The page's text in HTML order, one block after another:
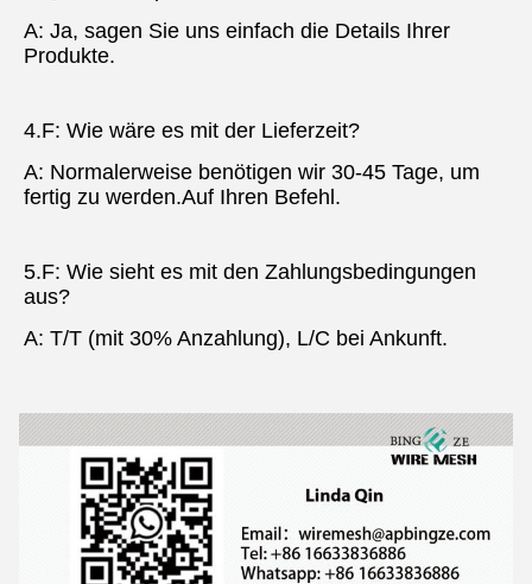
A: Ja, sagen Sie uns einfach die Details Ihrer
Produkte.
4.F: Wie wäre es mit der Lieferzeit?
A: Normalerweise benötigen wir 30-45 Tage, um
fertig zu werden.Auf Ihren Befehl.
5.F: Wie sieht es mit den Zahlungsbedingungen
aus?
A: T/T (mit 30% Anzahlung), L/C bei Ankunft.